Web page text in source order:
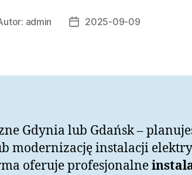
admin
Data2025-09-09
Gdynia lub Gdańsk –
modernizację instalacji
oferuje profesjonalne